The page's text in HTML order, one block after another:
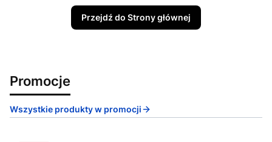
Przejdź do Strony głównej
Promocje
Wszystkie produkty w promocji